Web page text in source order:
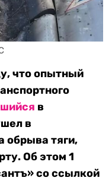
что опытный
в
в
обрыва тяги,
Об этом 1
со ссылкой